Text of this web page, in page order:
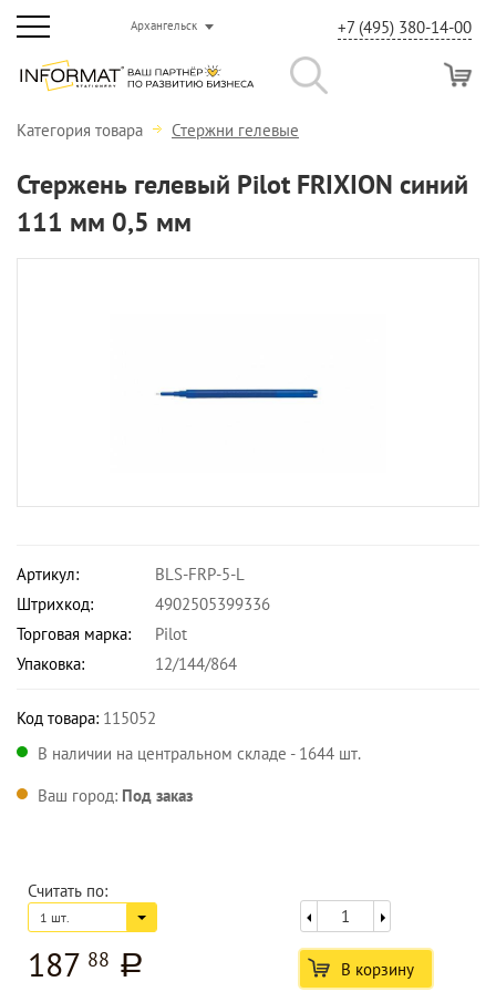
Архангельск +7 (495) 380-14-00
Категория товара Стержни гелевые
Стержень гелевый Pilot FRIXION синий
111 мм 0,5 мм
Артикул:
BLS-FRP-5-L
Штрихкод:
4902505399336
Торговая марка:
Pilot
Упаковка:
12/144/864
Код товара: 115052
В наличии на центральном складе - 1644 шт.
Ваш город: Под заказ
Считать по:
1 шт.
187 88 a В корзину